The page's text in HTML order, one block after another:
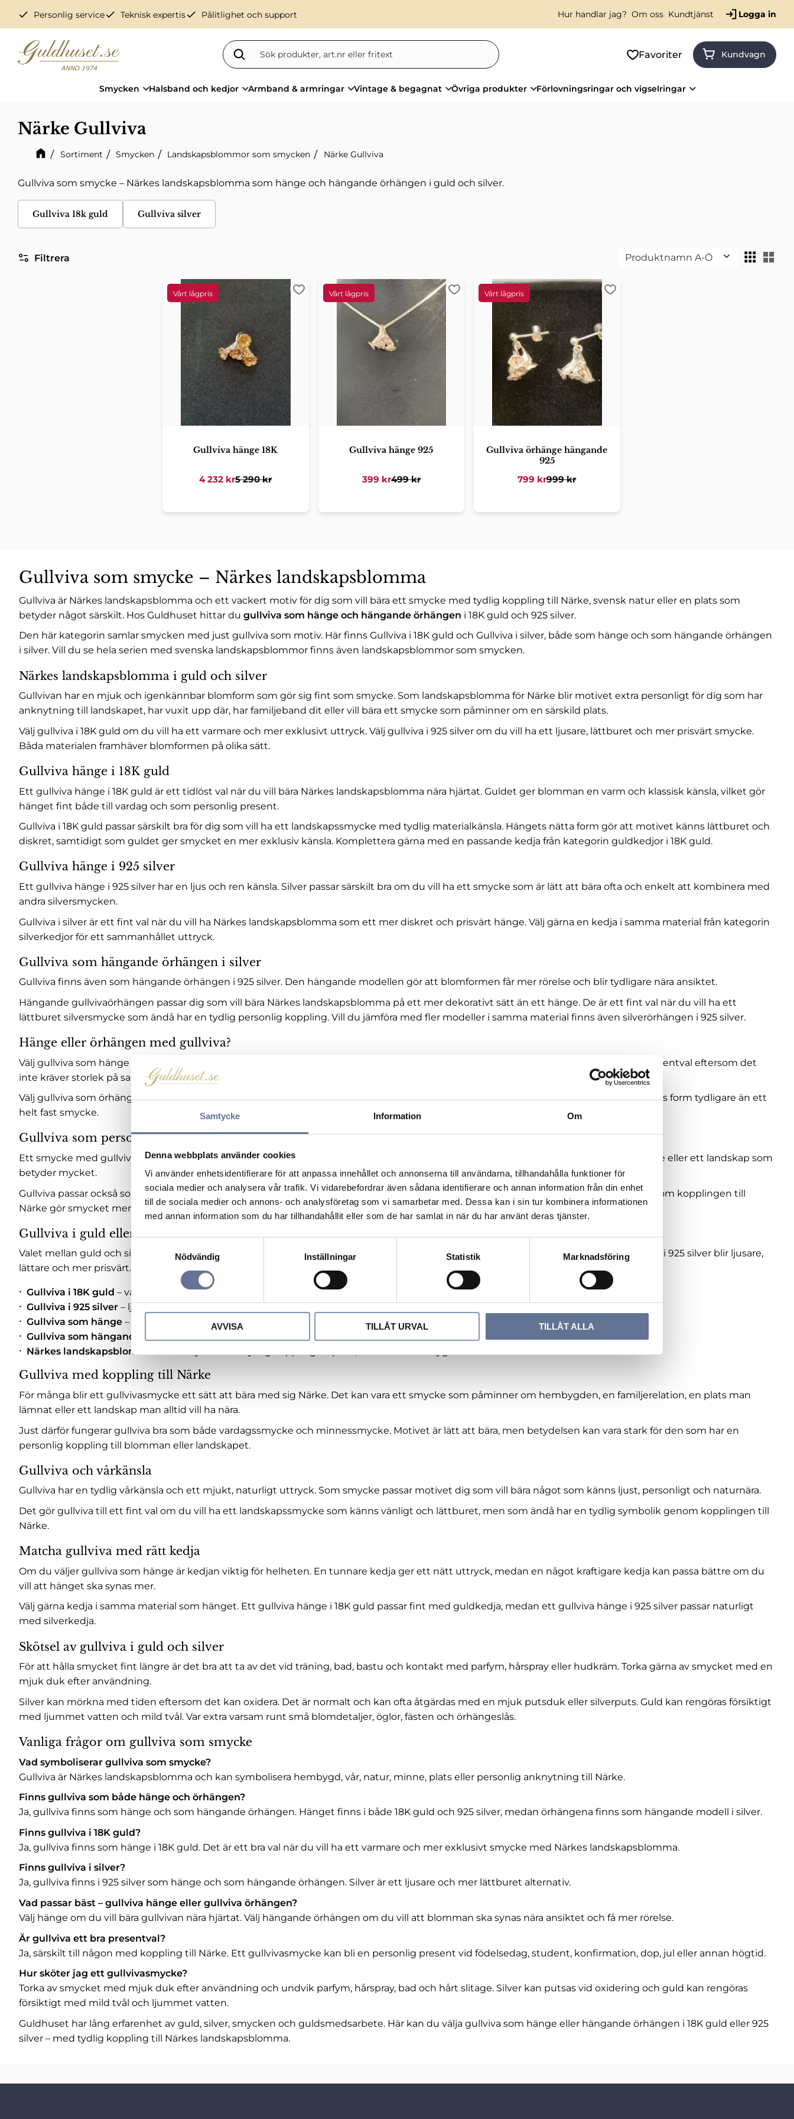
Samtycke Information Om
Denna webbplats använder cookies
Vi använder enhetsidentifierare för att anpassa innehållet och annonserna till användarna, tillhandahålla funktioner för
sociala medier och analysera vår trafik. Vi vidarebefordrar även sådana identifierare och annan information från din enhet
till de sociala medier och annons- och analysföretag som vi samarbetar med. Dessa kan i sin tur kombinera informationen
med annan information som du har tillhandahållit eller som de har samlat in när du har använt deras tjänster.
m
y
c
e
s
v
l
Nödvändig Inställningar Statistik Marknadsföring
AVVISA TILLÅT URVAL TILLÅT ALLA
check Personlig servicecheck Teknisk expertischeck Pålitlighet och support Hur handlar jag? Om oss Kundtjänst Logga in
Favoriter Kundvagn
Smycken Halsband och kedjor Armband & armringar Vintage & begagnat Övriga produkter Förlovningsringar och vigselringar
Närke Gullviva
Sortiment Smycken Landskapsblommor som smycken Närke Gullviva
Gullviva som smycke – Närkes landskapsblomma som hänge och hängande örhängen i guld och silver.
Gullviva 18k guld Gullviva silver
Filtrera Välj sortering
Gullviva hänge 18K
4 232 kr5 290kr
Lägg till i favoriter
Gullviva hänge 925
399 kr499kr
Lägg till i favoriter
Gullviva örhänge hängande
925
799 kr999kr
Lägg till i favoriter
Gullviva som smycke – Närkes landskapsblomma
Gullviva är Närkes landskapsblomma och ett vackert motiv för dig som vill bära ett smycke med tydlig koppling till Närke, svensk natur eller en plats som
betyder något särskilt. Hos Guldhuset hittar du gullviva som hänge och hängande örhängen i 18K guld och 925 silver.
Den här kategorin samlar smycken med just gullviva som motiv. Här finns Gullviva i 18K guld och Gullviva i silver, både som hänge och som hängande örhängen
i silver. Vill du se hela serien med svenska landskapsblommor finns även landskapsblommor som smycken.
Närkes landskapsblomma i guld och silver
Gullvivan har en mjuk och igenkännbar blomform som gör sig fint som smycke. Som landskapsblomma för Närke blir motivet extra personligt för dig som har
anknytning till landskapet, har vuxit upp där, har familjeband dit eller vill bära ett smycke som påminner om en särskild plats.
Välj gullviva i 18K guld om du vill ha ett varmare och mer exklusivt uttryck. Välj gullviva i 925 silver om du vill ha ett ljusare, lättburet och mer prisvärt smycke.
Båda materialen framhäver blomformen på olika sätt.
Gullviva hänge i 18K guld
Ett gullviva hänge i 18K guld är ett tidlöst val när du vill bära Närkes landskapsblomma nära hjärtat. Guldet ger blomman en varm och klassisk känsla, vilket gör
hänget fint både till vardag och som personlig present.
Gullviva i 18K guld passar särskilt bra för dig som vill ha ett landskapssmycke med tydlig materialkänsla. Hängets nätta form gör att motivet känns lättburet och
diskret, samtidigt som guldet ger smycket en mer exklusiv känsla. Komplettera gärna med en passande kedja från kategorin guldkedjor i 18K guld.
Gullviva hänge i 925 silver
Ett gullviva hänge i 925 silver har en ljus och ren känsla. Silver passar särskilt bra om du vill ha ett smycke som är lätt att bära ofta och enkelt att kombinera med
andra silversmycken.
Gullviva i silver är ett fint val när du vill ha Närkes landskapsblomma som ett mer diskret och prisvärt hänge. Välj gärna en kedja i samma material från kategorin
silverkedjor för ett sammanhållet uttryck.
Gullviva som hängande örhängen i silver
Gullviva finns även som hängande örhängen i 925 silver. Den hängande modellen gör att blomformen får mer rörelse och blir tydligare nära ansiktet.
Hängande gullvivaörhängen passar dig som vill bära Närkes landskapsblomma på ett mer dekorativt sätt än ett hänge. De är ett fint val när du vill ha ett
lättburet silversmycke som ändå har en tydlig personlig koppling. Vill du jämföra med fler modeller i samma material finns även silverörhängen i 925 silver.
Hänge eller örhängen med gullviva?
Välj gullviva som hänge om du vill bära blomman nära hjärtat och låta smycket kännas mer personligt. Ett hänge är också ett tryggt presentval eftersom det
inte kräver storlek på samma sätt som en ring.
Välj gullviva som örhängen om du vill att blomman ska synas nära ansiktet. Hängande örhängen ger mer rörelse och framhäver gullvivans form tydligare än ett
helt fast smycke.
Gullviva som personlig present
Ett smycke med gullviva är en fin present till någon med koppling till Närke. Det kan vara en födelseort, hembygd, familjeplats, vårminne eller ett landskap som
betyder mycket.
Gullviva passar också som present när du vill ge ett smycke med mer tanke bakom. Motivet har en mjuk och vårnära känsla, samtidigt som kopplingen till
Närke gör smycket mer personligt än ett vanligt blomformat smycke.
Gullviva i guld eller silver
Valet mellan guld och silver handlar både om stil och känsla. Gullviva i 18K guld får ett varmare och mer exklusivt uttryck, medan gullviva i 925 silver blir ljusare,
lättare och mer prisvärt.
Gullviva i 18K guld – varm, klassisk och mer exklusiv känsla.
Gullviva i 925 silver – ljus, lättburen och prisvärd känsla.
Gullviva som hänge – bärs nära hjärtat och passar bra som personlig gåva.
Gullviva som hängande örhängen
– ger mer rörelse och synlighet nära ansiktet.
Närkes landskapsblomma
Gullviva med koppling till Närke
För många blir ett gullvivasmycke ett sätt att bära med sig Närke. Det kan vara ett smycke som påminner om hembygden, en familjerelation, en plats man
lämnat eller ett landskap man alltid vill ha nära.
Just därför fungerar gullviva bra som både vardagssmycke och minnessmycke. Motivet är lätt att bära, men betydelsen kan vara stark för den som har en
personlig koppling till blomman eller landskapet.
Gullviva och vårkänsla
Gullviva har en tydlig vårkänsla och ett mjukt, naturligt uttryck. Som smycke passar motivet dig som vill bära något som känns ljust, personligt och naturnära.
Det gör gullviva till ett fint val om du vill ha ett landskapssmycke som känns vänligt och lättburet, men som ändå har en tydlig symbolik genom kopplingen till
Närke.
Matcha gullviva med rätt kedja
Om du väljer gullviva som hänge är kedjan viktig för helheten. En tunnare kedja ger ett nätt uttryck, medan en något kraftigare kedja kan passa bättre om du
vill att hänget ska synas mer.
Välj gärna kedja i samma material som hänget. Ett gullviva hänge i 18K guld passar fint med guldkedja, medan ett gullviva hänge i 925 silver passar naturligt
med silverkedja.
Skötsel av gullviva i guld och silver
För att hålla smycket fint längre är det bra att ta av det vid träning, bad, bastu och kontakt med parfym, hårspray eller hudkräm. Torka gärna av smycket med en
mjuk duk efter användning.
Silver kan mörkna med tiden eftersom det kan oxidera. Det är normalt och kan ofta åtgärdas med en mjuk putsduk eller silverputs. Guld kan rengöras försiktigt
med ljummet vatten och mild tvål. Var extra varsam runt små blomdetaljer, öglor, fästen och örhängeslås.
Vanliga frågor om gullviva som smycke
Vad symboliserar gullviva som smycke?
Gullviva är Närkes landskapsblomma och kan symbolisera hembygd, vår, natur, minne, plats eller personlig anknytning till Närke.
Finns gullviva som både hänge och örhängen?
Ja, gullviva finns som hänge och som hängande örhängen. Hänget finns i både 18K guld och 925 silver, medan örhängena finns som hängande modell i silver.
Finns gullviva i 18K guld?
Ja, gullviva finns som hänge i 18K guld. Det är ett bra val när du vill ha ett varmare och mer exklusivt smycke med Närkes landskapsblomma.
Finns gullviva i silver?
Ja, gullviva finns i 925 silver som hänge och som hängande örhängen. Silver är ett ljusare och mer lättburet alternativ.
Vad passar bäst – gullviva hänge eller gullviva örhängen?
Välj hänge om du vill bära gullvivan nära hjärtat. Välj hängande örhängen om du vill att blomman ska synas nära ansiktet och få mer rörelse.
Är gullviva ett bra presentval?
Ja, särskilt till någon med koppling till Närke. Ett gullvivasmycke kan bli en personlig present vid födelsedag, student, konfirmation, dop, jul eller annan högtid.
Hur sköter jag ett gullvivasmycke?
Torka av smycket med mjuk duk efter användning och undvik parfym, hårspray, bad och hårt slitage. Silver kan putsas vid oxidering och guld kan rengöras
försiktigt med mild tvål och ljummet vatten.
Guldhuset har lång erfarenhet av guld, silver, smycken och guldsmedsarbete. Här kan du välja gullviva som hänge eller hängande örhängen i 18K guld eller 925
silver – med tydlig koppling till Närkes landskapsblomma.